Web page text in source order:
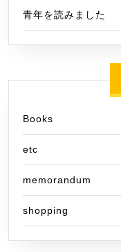
青年を読みました
Books
etc
memorandum
shopping